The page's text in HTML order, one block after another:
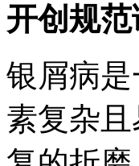
开创规
银屑病
素复杂